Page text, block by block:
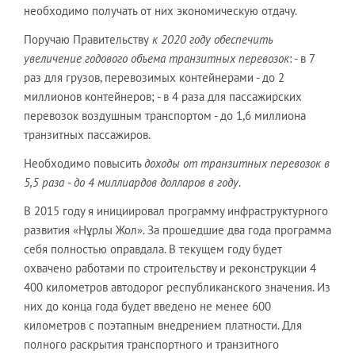
необходимо получать от них экономическую отдачу.
Поручаю Правительству к 2020 году обеспечить
увеличение годового объема транзитных перевозок: - в 7
раз для грузов, перевозимых контейнерами - до 2
миллионов контейнеров; - в 4 раза для пассажирских
перевозок воздушным транспортом - до 1,6 миллиона
транзитных пассажиров.
Необходимо повыситьдоходы от транзитных перевозок в
5,5 раза - до 4 миллиардов долларов в году.
В 2015 году я инициировал программу инфраструктурного
развития «Нұрлы Жол». За прошедшие два года программа
себя полностью оправдала. В текущем году будет
охвачено работами по строительству и реконструкции 4
400 километров автодорог республиканского значения. Из
них до конца года будет введено не менее 600
километров с поэтапным внедрением платности. Для
полного раскрытия транспортного и транзитного